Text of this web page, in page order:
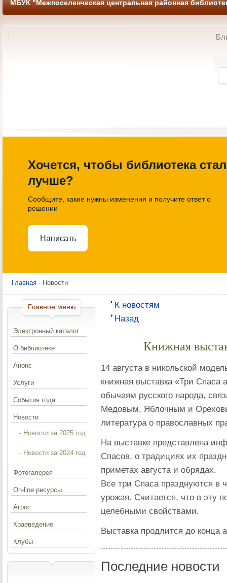
МБУК "Межпоселенческая центральная районная
Хочется, чтобы библиотека
лучше?
Сообщите, какие нужны изменения и получите ответ о
решении
Написать
Главная - Новости
К новостям
Назад
Книжная
14 августа в никольской
книжная выставка «Три Спаса
обычаям русского народа,
Медовым, Яблочным и
литература о православных
На выставке представлена
Спасов, о традициях их
приметах августа и обрядах.
Все три Спаса празднуются в
урожая. Считается, что в эту
целебными свойствами.
Выставка продлится до конца
Последние новости
Главное меню
Электронный каталог
О библиотеке
Анонс
Услуги
События года
Новости
- Новости за 2025 год
- Новости за 2024 год
Фотогалерея
On-line ресурсы
Агрос
Краеведение
Клубы